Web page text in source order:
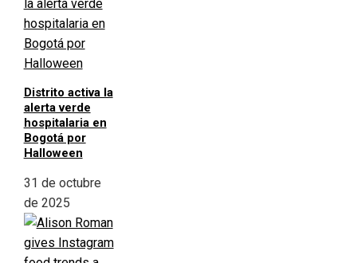
Distrito activa la
alerta verde
hospitalaria en
Bogotá por
Halloween
31 de octubre
de 2025